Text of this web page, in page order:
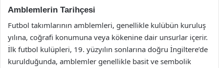
Amblemlerin Tarihçesi
Futbol takımlarının amblemleri, genellikle kulübün kuruluş
yılına, coğrafi konumuna veya kökenine dair unsurlar içerir.
İlk futbol kulüpleri, 19. yüzyılın sonlarına doğru İngiltere’de
kurulduğunda, amblemler genellikle basit ve sembolik